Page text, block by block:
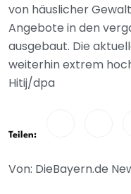
von häuslicher
Angebote in den
ausgebaut. Die
weiterhin extrem
Hitij/dpa
Teilen:
Von: DieBayern.de